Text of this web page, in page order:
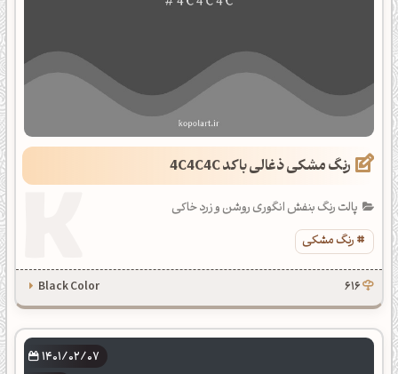
رنگ مشکی ذغالی با کد 4C4C4C
پالت رنگ بنفش انگوری روشن و زرد خاکی
رنگ مشکی
616
Black Color
1401/02/07